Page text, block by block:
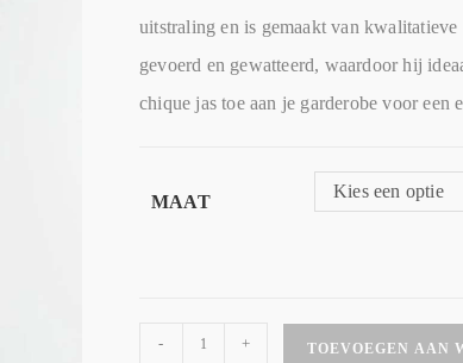
uitstraling en is gemaakt van
gevoerd en gewatteerd, waardoor hij
chique jas toe aan je garderobe voor een
MAAT
Kies een optie
- + TOEVOEGEN AAN